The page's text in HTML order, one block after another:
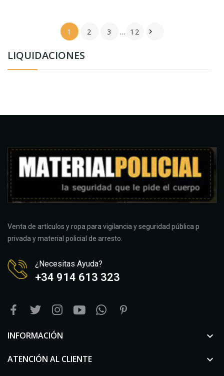
LIQUIDACIONES
1 2 3 … 12 
Venta de artículos y ropa para vigilancia y seguridad pública p
privada y material policial de arresto.
¿Necesitas Ayuda?
+34 914 613 323
INFORMACIÓN 
ATENCIÓN AL CLIENTE 